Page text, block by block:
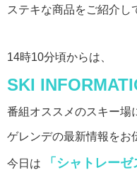
ステキな商品をご紹介し
14時10分頃からは、
SKI
番組オススメのスキー場
ゲレンデの最新情報をお
今日は 「シャトレー